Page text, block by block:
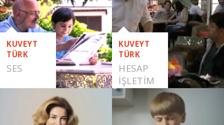
KUVEYT
TÜRK
SES
KUVEYT
TÜRK
HESAP
İŞLETIM
ÜCRETI
VIRAL
FILMLER